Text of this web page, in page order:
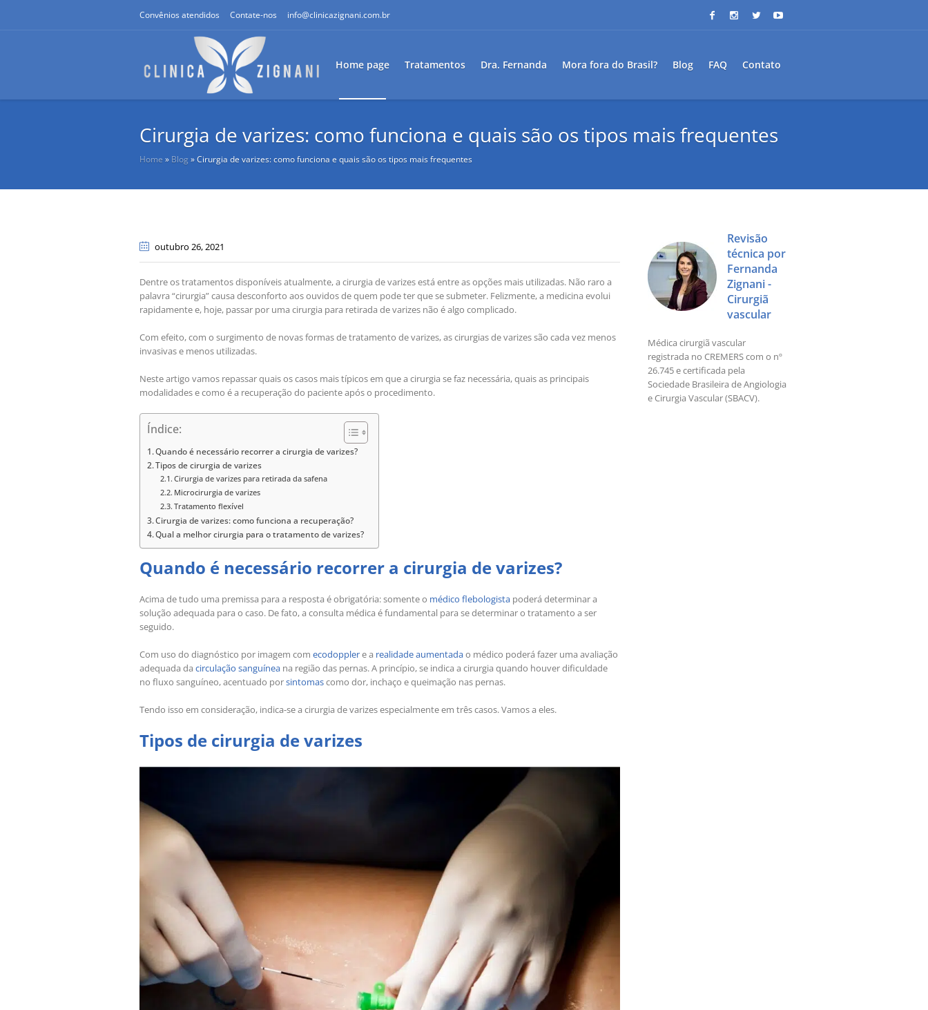
Convênios atendidos Contate-nos info@clinicazignani.com.br
Home page Tratamentos Dra. Fernanda Mora fora do Brasil? Blog FAQ Contato
Cirurgia de varizes: como funciona e quais são os tipos mais frequentes
Home » Blog »Cirurgia de varizes: como funciona e quais são os tipos mais frequentes
outubro 26, 2021
Dentre os tratamentos disponíveis atualmente, a cirurgia de varizes está entre as opções mais utilizadas. Não raro a
palavra “cirurgia” causa desconforto aos ouvidos de quem pode ter que se submeter. Felizmente, a medicina evolui
rapidamente e, hoje, passar por uma cirurgia para retirada de varizes não é algo complicado.
Com efeito, com o surgimento de novas formas de tratamento de varizes, as cirurgias de varizes são cada vez menos
invasivas e menos utilizadas.
Neste artigo vamos repassar quais os casos mais típicos em que a cirurgia se faz necessária, quais as principais
modalidades e como é a recuperação do paciente após o procedimento.
Índice:
Quando é necessário recorrer a cirurgia de varizes?
Tipos de cirurgia de varizes
Cirurgia de varizes para retirada da safena
Microcirurgia de varizes
Tratamento flexível
Cirurgia de varizes: como funciona a recuperação?
Qual a melhor cirurgia para o tratamento de varizes?
Quando é necessário recorrer a cirurgia de varizes?
Acima de tudo uma premissa para a resposta é obrigatória: somente o médico flebologista poderá determinar a
solução adequada para o caso. De fato, a consulta médica é fundamental para se determinar o tratamento a ser
seguido.
Com uso do diagnóstico por imagem com ecodopplere a realidade aumentadao médico poderá fazer uma avaliação
adequada da circulação sanguínea na região das pernas. A princípio, se indica a cirurgia quando houver dificuldade
no fluxo sanguíneo, acentuado porsintomascomo dor, inchaço e queimação nas pernas.
Tendo isso em consideração, indica-se a cirurgia de varizes especialmente em três casos. Vamos a eles.
Tipos de cirurgia de varizes
Revisão
técnica por
Fernanda
Zignani -
Cirurgiã
vascular
Médica cirurgiã vascular
registrada no CREMERS com o nº
26.745 e certificada pela
Sociedade Brasileira de Angiologia
e Cirurgia Vascular (SBACV).